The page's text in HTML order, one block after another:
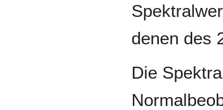
denen des
Die